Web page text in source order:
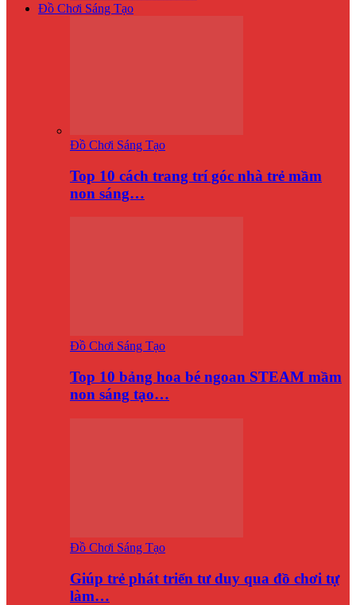
Đồ Chơi Sáng Tạo
Đồ Chơi Sáng Tạo
Top 10 cách trang trí góc nhà trẻ mầm
non sáng…
Đồ Chơi Sáng Tạo
Top 10 bảng hoa bé ngoan STEAM mầm
non sáng tạo…
Đồ Chơi Sáng Tạo
Giúp trẻ phát triển tư duy qua đồ chơi tự
làm…